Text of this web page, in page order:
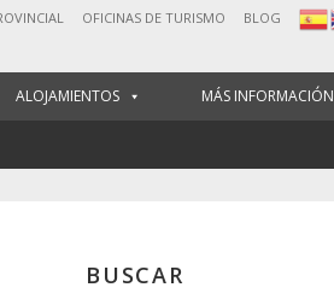
OFICINAS DE TURISMO BLOG
ALOJAMIENTOS MÁS INFORMACIÓN
BUSCAR